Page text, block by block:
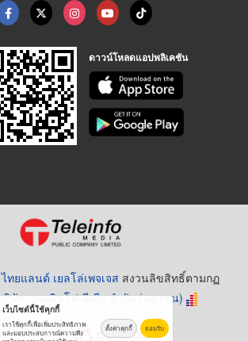
ดาวน์โหลดแอปพลิเคชัน
ไทยแลนด์ เยลโล่เพจเจส สงวนลิขสิทธิ์ตามกฏ
ริษัท เทเลอินโฟ มีเดีย จำกัด (มหาชน)
เว็บไซต์นี้ใช้คุกกี้
เราใช้คุกกี้เพื่อเพิ่มประสิทธิภาพ
และมอบประสบการณ์ความพึง
ตั้งค่าคุกกี้ ยอมรับ